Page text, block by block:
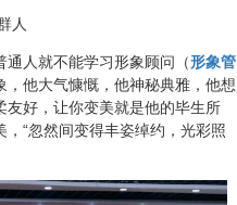
人
人就不能学习形象顾问（形象管
他大气慷慨，他神秘典雅，他想
好，让你变美就是他的毕生所
“忽然间变得丰姿绰约，光彩照